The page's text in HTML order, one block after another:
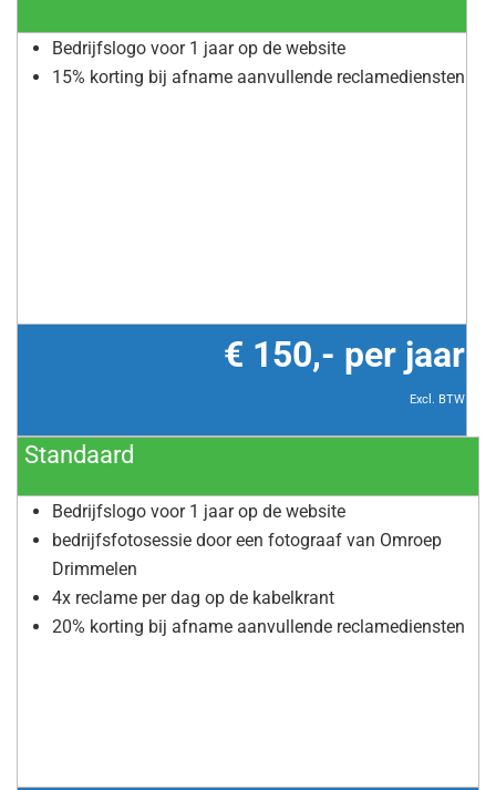
Bedrijfslogo voor 1 jaar op de website
15% korting bij afname aanvullende reclamediensten
€ 150,- per jaar
Excl. BTW
Standaard
Bedrijfslogo voor 1 jaar op de website
bedrijfsfotosessie door een fotograaf van Omroep
Drimmelen
4x reclame per dag op de kabelkrant
20% korting bij afname aanvullende reclamediensten